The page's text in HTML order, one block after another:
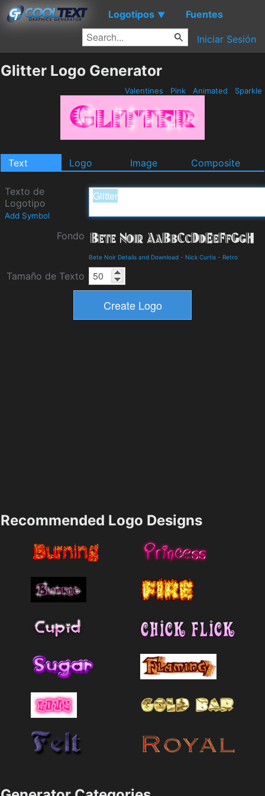
Logotipos ▼ Fuentes
Iniciar Sesión
Glitter Logo Generator
Valentines Pink Animated Sparkle
Text Logo Image Composite
Texto de
Logotipo
Add Symbol
Fondo
Bete Noir Details and Download - Nick Curtis - Retro
Tamaño de Texto
Recommended Logo Designs